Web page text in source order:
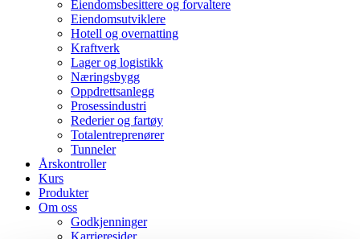
Eiendomsbesittere og forvaltere
Eiendomsutviklere
Hotell og overnatting
Kraftverk
Lager og logistikk
Næringsbygg
Oppdrettsanlegg
Prosessindustri
Rederier og fartøy
Totalentreprenører
Tunneler
Årskontroller
Kurs
Produkter
Om oss
Godkjenninger
Karrieresider